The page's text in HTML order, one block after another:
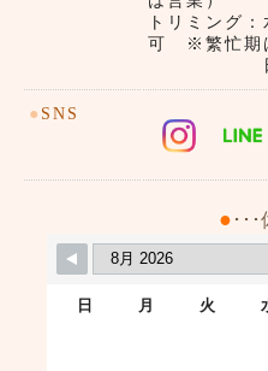
トリミング
可 ※繁忙期
日、月
● SNS
● ･･･
日 月 火